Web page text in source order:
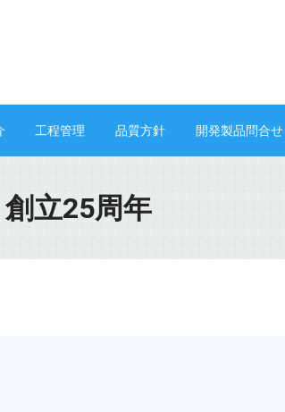
工程管理 品質方針 開発製品問合せ
創立25周年